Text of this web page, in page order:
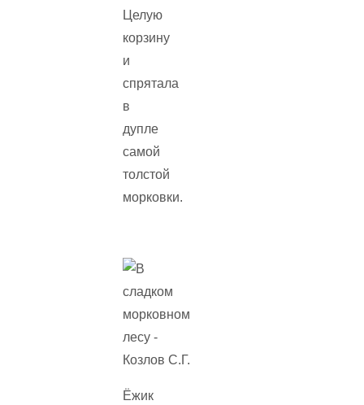
Целую
корзину
и
спрятала
в
дупле
самой
толстой
морковки.
Ёжик